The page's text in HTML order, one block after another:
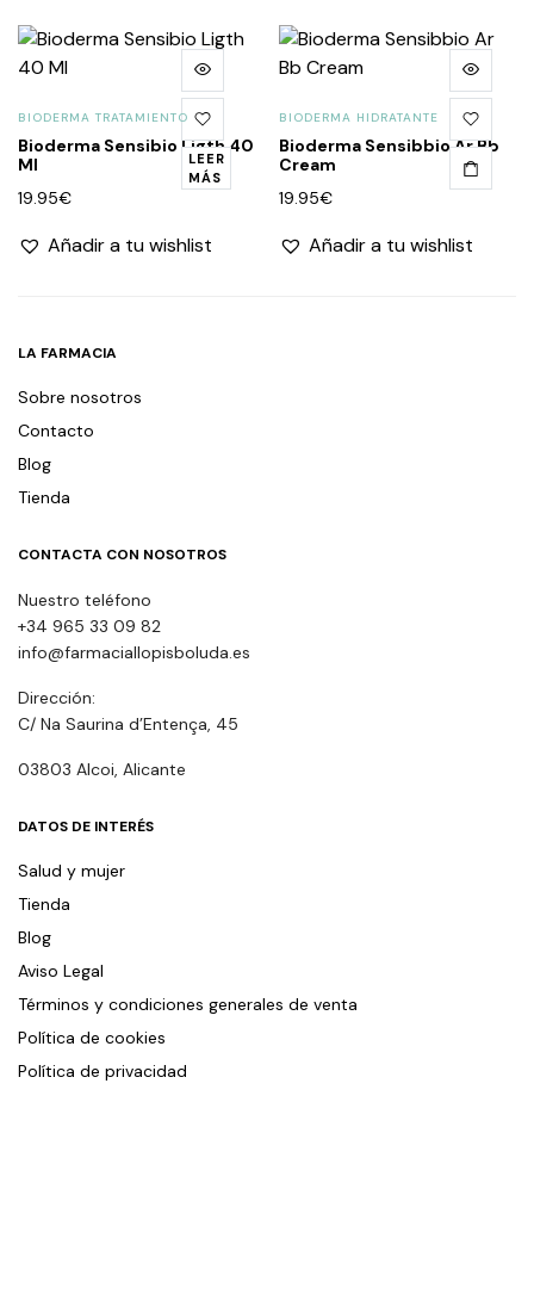
LEER
MÁS
BIODERMA TRATAMIENTO
Bioderma Sensibio Ligth 40
Ml
19.95€
Añadir a tu wishlist
BIODERMA HIDRATANTE
Bioderma Sensibbio Ar Bb
Cream
19.95€
Añadir a tu wishlist
LA FARMACIA
Sobre nosotros
Contacto
Blog
Tienda
CONTACTA CON NOSOTROS
Nuestro teléfono
+34 965 33 09 82
info@farmaciallopisboluda.es
Dirección:
C/ Na Saurina d’Entença, 45
03803 Alcoi, Alicante
DATOS DE INTERÉS
Salud y mujer
Tienda
Blog
Aviso Legal
Términos y condiciones generales de venta
Política de cookies
Política de privacidad